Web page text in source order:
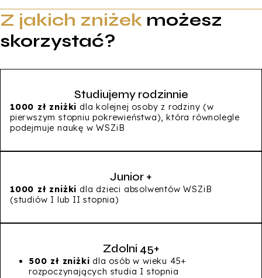
Z jakich zniżek możesz
skorzystać?
Studiujemy rodzinnie
1000 zł zniżki dla kolejnej osoby z rodziny (w
pierwszym stopniu pokrewieństwa), która równolegle
podejmuje naukę w WSZiB
Junior +
1000 zł zniżki dla dzieci absolwentów WSZiB
(studiów I lub II stopnia)
Zdolni 45+
500 zł zniżki dla osób w wieku 45+
rozpoczynających studia I stopnia